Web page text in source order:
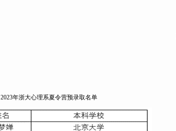
2023年浙大心理系夏令营预录取名单